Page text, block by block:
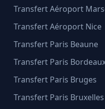
Transfert Aéroport
Transfert Aéroport Nice
Transfert Paris Beaune
Transfert Paris
Transfert Paris Bruges
Transfert Paris Bruxelles